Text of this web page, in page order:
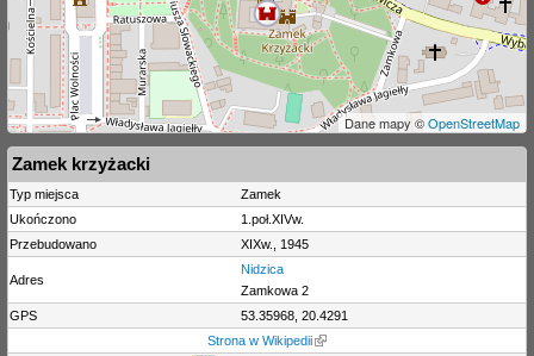
Dane mapy ©OpenStreetMap
Zamek krzyżacki
Typ miejsca
Zamek
Ukończono
1.poł.XIVw.
Przebudowano
XIXw., 1945
Adres
Nidzica
Zamkowa 2
GPS
53.35968, 20.4291
Strona w Wikipedii